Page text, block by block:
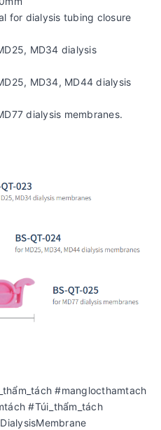
for dialysis tubing closure
MD34 dialysis
MD34, MD44 dialysis
dialysis membranes.
#manglocthamtach
#Túi_thẩm_tách